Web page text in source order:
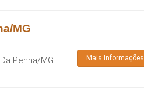
MG
Penha/MG Mais Informações